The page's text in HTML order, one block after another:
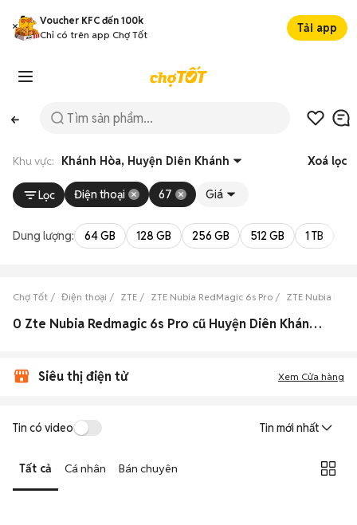
Voucher KFC đến 100k
Chỉ có trên app Chợ Tốt
Tải app
Khu vực: Khánh Hòa, Huyện Diên Khánh Xoá lọc
Lọc Điện thoại 67 Giá
Dung lượng: 64 GB 128 GB 256 GB 512 GB 1 TB
Chợ Tốt Điện thoại ZTE ZTE Nubia RedMagic 6s Pro ZTE Nubia
0 Zte Nubia Redmagic 6s Pro cũ Huyện Diên Khánh, Khánh Hòa đẹp
Siêu thị điện tử Xem Cửa hàng
Tin có video Tin mới nhất
Tất cả Cá nhân Bán chuyên